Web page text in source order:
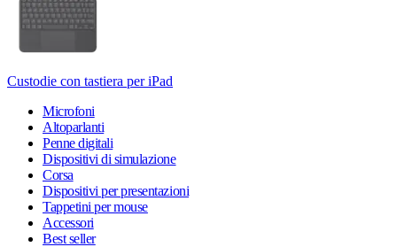
Custodie con tastiera per iPad
Microfoni
Altoparlanti
Penne digitali
Dispositivi di simulazione
Corsa
Dispositivi per presentazioni
Tappetini per mouse
Accessori
Best seller